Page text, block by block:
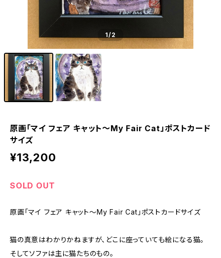
1/2
原画「マイ フェア キャット〜My Fair Cat」ポストカード
サイズ
¥13,200
SOLD OUT
原画「マイ フェア キャット〜My Fair Cat」ポストカードサイズ
猫の真意はわかりかねますが、どこに座っていても絵になる猫。
そしてソファは主に猫たちのもの。